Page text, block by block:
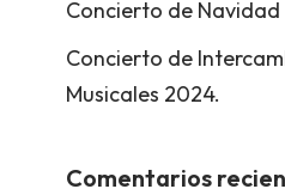
Concierto de
Concierto de
Musicales 2024.
Comentarios